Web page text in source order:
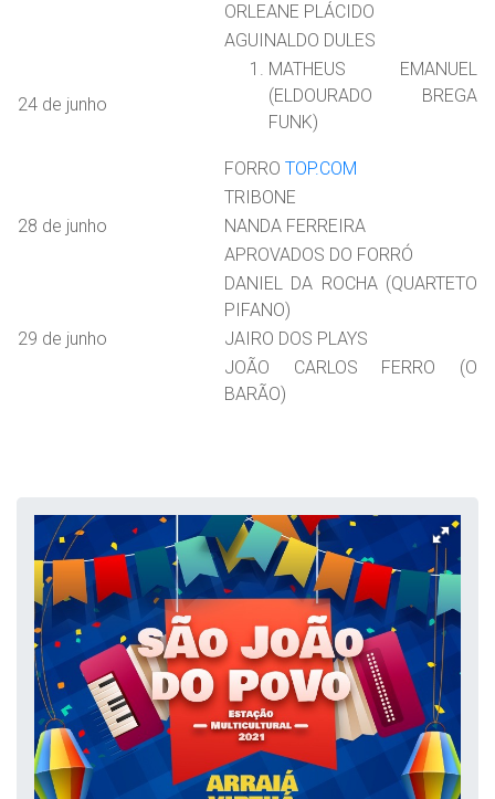
ORLEANE PLÁCIDO
24 de junho
AGUINALDO DULES
MATHEUS EMANUEL
(ELDOURADO BREGA
FUNK)
FORRO TOP.COM
28 de junho
TRIBONE
NANDA FERREIRA
APROVADOS DO FORRÓ
29 de junho
DANIEL DA ROCHA (QUARTETO
PIFANO)
JAIRO DOS PLAYS
JOÃO CARLOS FERRO (O
BARÃO)